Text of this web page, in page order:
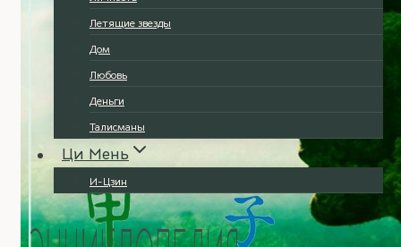
Летящие звезды
Дом
Любовь
Деньги
Талисманы
Ци Мень
И-Цзин